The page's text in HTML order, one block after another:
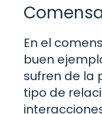
En el
buen
sufren de la
tipo de